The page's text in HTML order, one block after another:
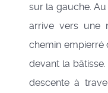
sur la gauche.
arrive vers une
chemin empierré
devant la
descente à